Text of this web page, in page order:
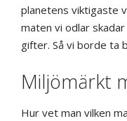
planetens viktigaste
maten vi odlar
gifter. Så vi borde ta
Miljömärkt
Hur vet man vilken